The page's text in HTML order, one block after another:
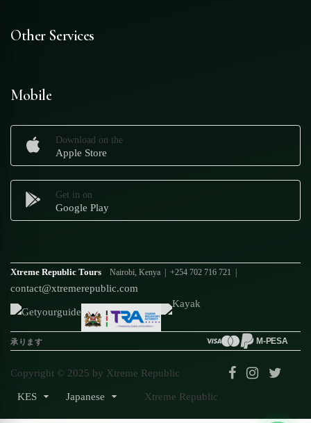
Other Services
Mobile
Download on the
Apple Store
Get in on
Google Play
Xtreme Republic Tours Nairobi, Kenya | +254 702 716 721 |
contact@xtremerepublic.com
承ります M-PESA
Copyright © 2025 by Xtreme Republic
KES Japanese Xtreme Republic